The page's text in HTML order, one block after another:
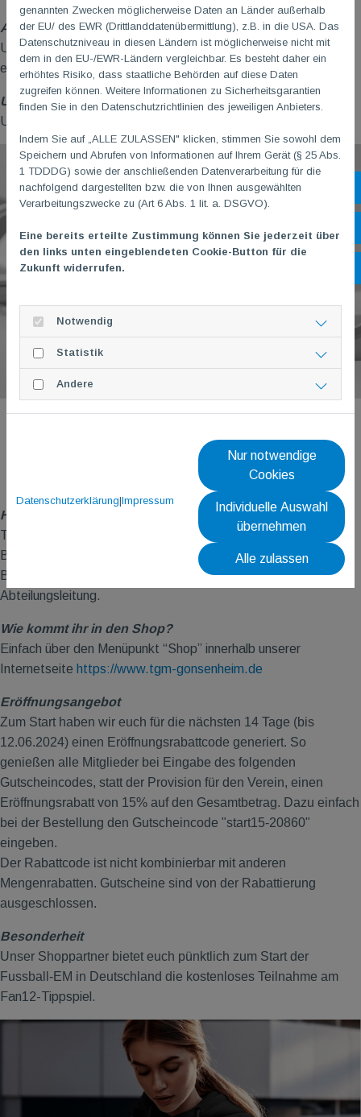
Absolut kostenlos
Unser Shop ist für unseren Verein absolut kostenlos und es
entstehen uns auch keine laufenden Kosten.
Up to date
Unser TG
Hinweis
Teambestellungen sind weiterhin über unseren bewährten
Bestellweg abzuwickeln.
Bei Fragen hierzu, wendet euch bitte an eure jeweilige TGM
Abteilungsleitung.
Wie kommt ihr in den Shop?
Einfach über den Menüpunkt “Shop” innerhalb unserer
Internetseite https://www.tgm-gonsenheim.de
Eröffnungsangebot
Zum Start haben wir euch für die nächsten 14 Tage (bis
12.06.2024) einen Eröffnungsrabattcode generiert. So
genießen alle Mitglieder bei Eingabe des folgenden
Gutscheincodes, statt der Provision für den Verein, einen
Eröffnungsrabatt von 15% auf den Gesamtbetrag. Dazu einfach
bei der Bestellung den Gutscheincode "start15-20860"
eingeben.
Der Rabattcode ist nicht kombinierbar mit anderen
Mengenrabatten. Gutscheine sind von der Rabattierung
ausgeschlossen.
Besonderheit
Unser Shoppartner bietet euch pünktlich zum Start der
Fussball-EM in Deutschland die kostenloses Teilnahme am
Fan12-Tippspiel.
genannten Zwecken möglicherweise Daten an Länder außerhalb
der EU/ des EWR (Drittlanddatenübermittlung), z.B. in die USA. Das
Datenschutzniveau in diesen Ländern ist möglicherweise nicht mit
dem in den EU-/EWR-Ländern vergleichbar. Es besteht daher ein
erhöhtes Risiko, dass staatliche Behörden auf diese Daten
zugreifen können. Weitere Informationen zu Sicherheitsgarantien
finden Sie in den Datenschutzrichtlinien des jeweiligen Anbieters.
Indem Sie auf „ALLE ZULASSEN" klicken, stimmen Sie sowohl dem
Speichern und Abrufen von Informationen auf Ihrem Gerät (§ 25 Abs.
1 TDDDG) sowie der anschließenden Datenverarbeitung für die
nachfolgend dargestellten bzw. die von Ihnen ausgewählten
Verarbeitungszwecke zu (Art 6 Abs. 1 lit. a. DSGVO).
Eine bereits erteilte Zustimmung können Sie jederzeit über
den links unten eingeblendeten Cookie-Button für die
Zukunft widerrufen.
Notwendig
Statistik
Andere
Datenschutzerklärung|Impressum
Nur notwendige
Cookies
Individuelle Auswahl
übernehmen
Alle zulassen